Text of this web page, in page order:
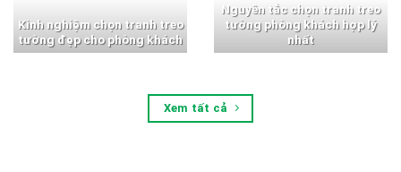
Kinh nghiệm chọn tranh treo
tường đẹp cho phòng khách
Nguyên tắc chọn tranh treo
tường phòng khách hợp lý
nhất
Xem tất cả